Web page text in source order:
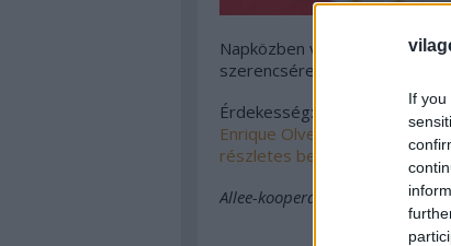
If
Napközben vannak még
szerencsére nem én tartom.
Érdekesség: a mexikói
Enrique Olvera degusztációs
részletes beszámoló
Allee-kooperáció